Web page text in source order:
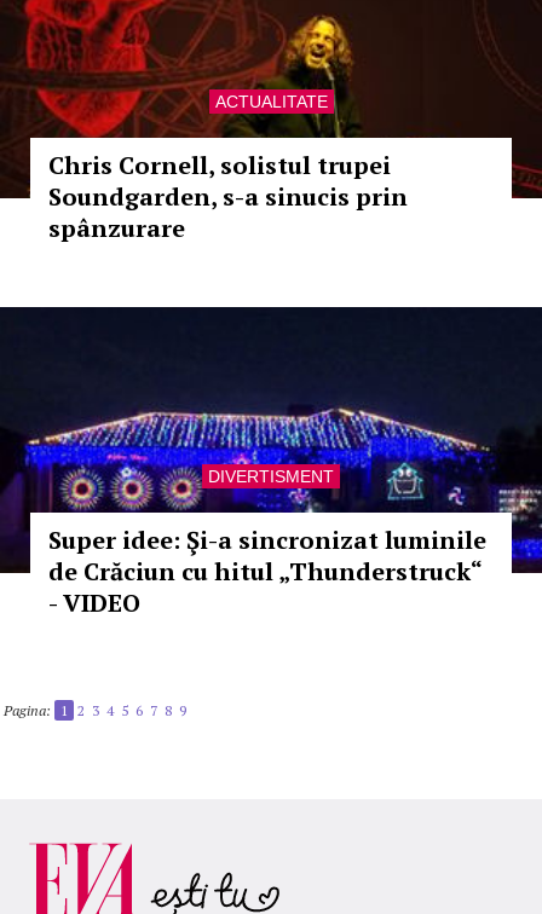
ACTUALITATE
Chris Cornell, solistul trupei
Soundgarden, s-a sinucis prin
spânzurare
DIVERTISMENT
Super idee: Şi-a sincronizat luminile
de Crăciun cu hitul „Thunderstruck“
- VIDEO
Pagina: 1 2 3 4 5 6 7 8 9